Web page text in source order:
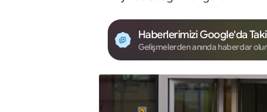
Haberlerimizi Google'da
Gelişmelerden anında haberdar